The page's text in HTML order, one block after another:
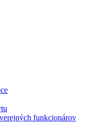
funkcionárov